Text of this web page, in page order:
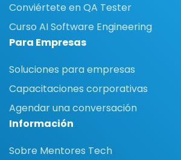
Conviértete en QA Tester
Curso AI Software Engineering
Para Empresas
Soluciones para empresas
Capacitaciones corporativas
Agendar una conversación
Información
Sobre Mentores Tech